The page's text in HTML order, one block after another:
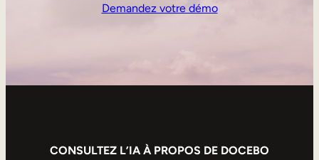
Demandez votre démo
CONSULTEZ L’IA À PROPOS DE DOCEBO